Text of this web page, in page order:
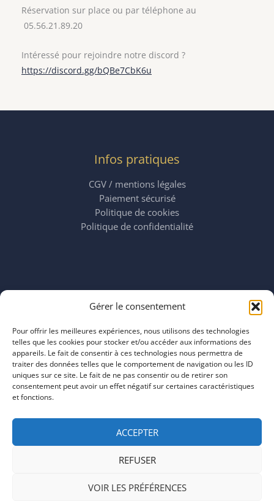
Gérer le consentement
Pour offrir les meilleures expériences, nous utilisons des technologies
telles que les cookies pour stocker et/ou accéder aux informations des
appareils. Le fait de consentir à ces technologies nous permettra de
traiter des données telles que le comportement de navigation ou les ID
uniques sur ce site. Le fait de ne pas consentir ou de retirer son
consentement peut avoir un effet négatif sur certaines caractéristiques
et fonctions.
ACCEPTER
REFUSER
VOIR LES PRÉFÉRENCES
Réservation sur place ou par téléphone au
05.56.21.89.20
Intéressé pour rejoindre notre discord ?
https://discord.gg/bQBe7CbK6u
Infos pratiques
CGV / mentions légales
Paiement sécurisé
Politique de cookies
Politique de confidentialité
mardi 11:00–23:00
jeudi 11:00–23:00
vendredi 11:00–23:00
samedi 11:00–20:00
dimanche 11:00–20:00